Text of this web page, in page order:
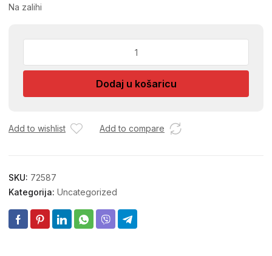
Na zalihi
PLASTIKU
STALKU
1
Dodaj u košaricu
Add to wishlist Add to compare
SKU: 72587
Kategorija: Uncategorized